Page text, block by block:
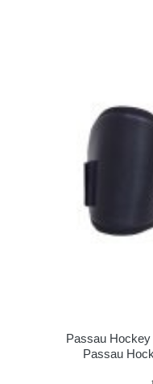
Passau
Passau